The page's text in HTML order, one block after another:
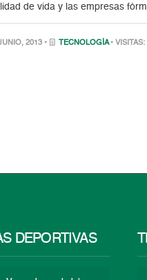
de vida y las empresas
2013 • TECNOLOGÍA •
DEPORTIVAS